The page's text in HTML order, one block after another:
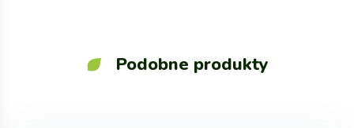
Podobne produkty